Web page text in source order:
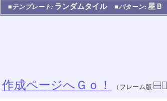
■テンプレート: ランダムタイル ■パターン: 星Ｂ
作成ページへＧｏ！ （フレーム版